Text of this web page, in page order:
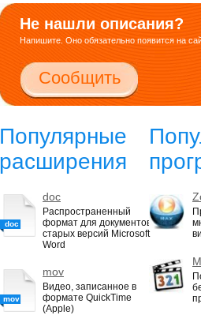
Не нашли описания?
Напишите. Оно обязательно появится на
Сообщить
Популярные
расширения
doc
doc
Распространенный
формат для документов
старых версий Microsoft
Word
mov
mov
Видео, записанное в
формате QuickTime
(Apple)